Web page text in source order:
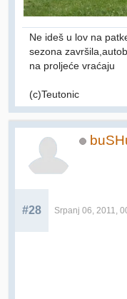
Ne ideš u lov na
sezona
na proljeće vraćaju
(c)Teutonic
#28 Srpanj 06, 2011,